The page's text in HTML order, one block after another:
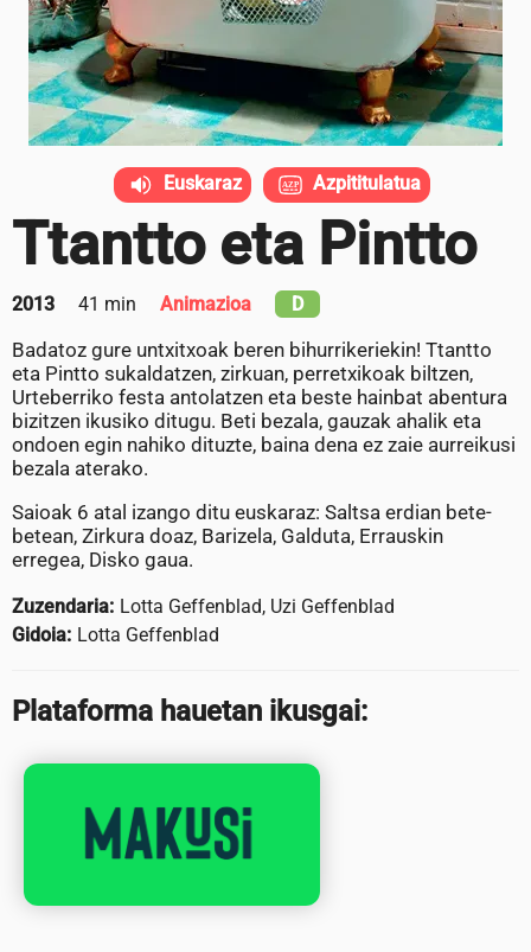
Ttantto eta Pintto
2013 41 min Animazioa D
Badatoz gure untxitxoak beren bihurrikeriekin! Ttantto
eta Pintto sukaldatzen, zirkuan, perretxikoak biltzen,
Urteberriko festa antolatzen eta beste hainbat abentura
bizitzen ikusiko ditugu. Beti bezala, gauzak ahalik eta
ondoen egin nahiko dituzte, baina dena ez zaie aurreikusi
bezala aterako.
Saioak 6 atal izango ditu euskaraz: Saltsa erdian bete-
betean, Zirkura doaz, Barizela, Galduta, Errauskin
erregea, Disko gaua.
Zuzendaria: Lotta Geffenblad, Uzi Geffenblad
Gidoia: Lotta Geffenblad
Plataforma hauetan ikusgai:
Euskaraz Azpititulatua